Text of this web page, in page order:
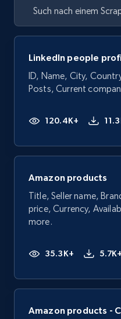
LinkedIn people
ID, Name, City,
Posts, Current
120.4K+
Amazon products
Title, Seller name,
price, Currency,
more.
35.3K+ 5.7K+
Amazon products -